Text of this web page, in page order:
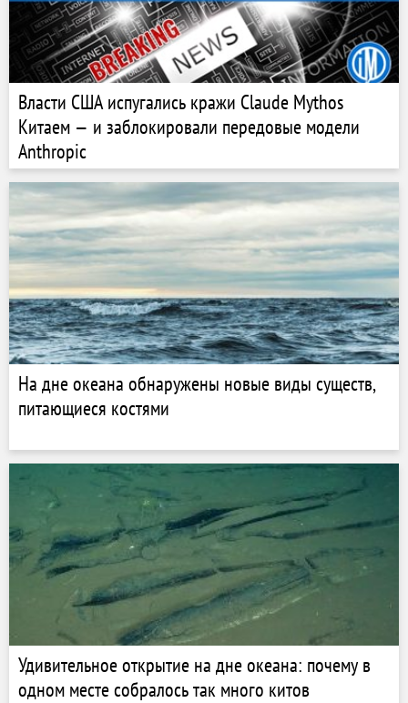
Власти США испугались кражи Claude Mythos
Китаем — и заблокировали передовые модели
Anthropic
На дне океана обнаружены новые виды существ,
питающиеся костями
Удивительное открытие на дне океана: почему в
одном месте собралось так много китов